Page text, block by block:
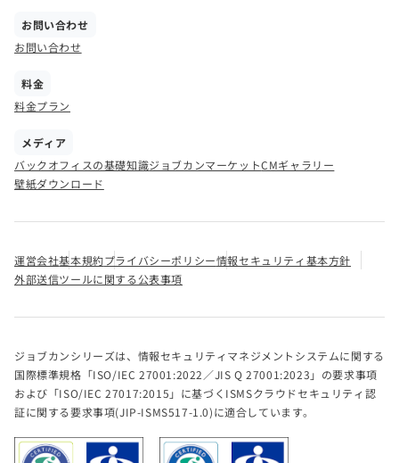
お問い合わせ
お問い合わせ
料金
料金プラン
メディア
バックオフィスの基礎知識ジョブカンマーケットCMギャラリー
壁紙ダウンロード
運営会社基本規約プライバシーポリシー情報セキュリティ基本方針
外部送信ツールに関する公表事項
ジョブカンシリーズは、情報セキュリティマネジメントシステムに関する
国際標準規格「ISO/IEC 27001:2022／JIS Q 27001:2023」の要求事項
および「ISO/IEC 27017:2015」に基づくISMSクラウドセキュリティ認
証に関する要求事項(JIP-ISMS517-1.0)に適合しています。